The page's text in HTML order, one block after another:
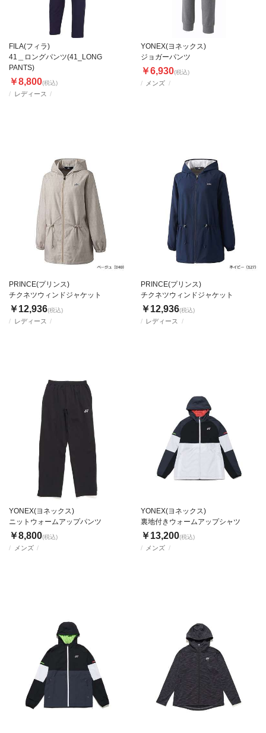
レディース
FILA(フィラ)
41＿ロングパンツ(41_LONG
PANTS)
￥8,800(税込) メンズ
YONEX(ヨネックス)
ジョガーパンツ
￥6,930(税込)
レディース
PRINCE(プリンス)
チクネツウィンドジャケット
￥12,936(税込)
レディース
PRINCE(プリンス)
チクネツウィンドジャケット
￥12,936(税込)
メンズ
YONEX(ヨネックス)
ニットウォームアップパンツ
￥8,800(税込)
メンズ
YONEX(ヨネックス)
裏地付きウォームアップシャツ
￥13,200(税込)